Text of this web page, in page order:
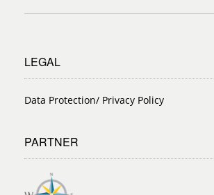
LEGAL
Data Protection/ Privacy Policy
PARTNER